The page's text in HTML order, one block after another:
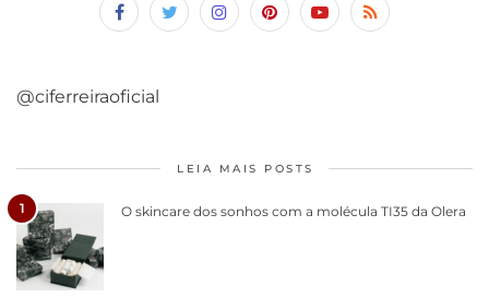
@ciferreiraoficial
LEIA MAIS POSTS
1 O skincare dos sonhos com a molécula TI35 da Olera